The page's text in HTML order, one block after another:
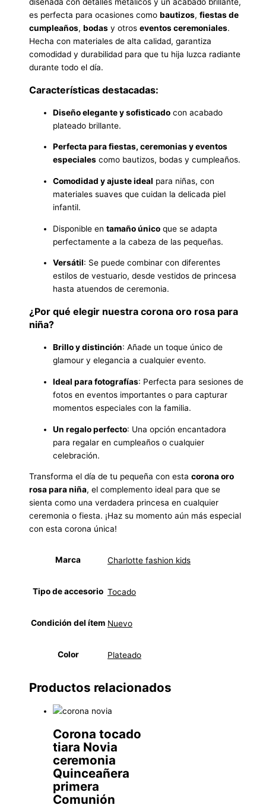
es perfecta para ocasiones comobautizos,fiestas de
cumpleaños,bodas y otroseventos ceremoniales.
Hecha con materiales de alta calidad, garantiza
comodidad y durabilidad para que tu hija luzca radiante
durante todo el día.
Características destacadas:
Diseño elegante y sofisticado con acabado
plateado brillante.
Perfecta para fiestas, ceremonias y eventos
especiales como bautizos, bodas y cumpleaños.
Comodidad y ajuste ideal para niñas, con
materiales suaves que cuidan la delicada piel
infantil.
Disponible entamaño único que se adapta
perfectamente a la cabeza de las pequeñas.
Versátil: Se puede combinar con diferentes
estilos de vestuario, desde vestidos de princesa
hasta atuendos de ceremonia.
¿Por qué elegir nuestra coronaoro rosa para
niña?
Brillo y distinción: Añade un toque único de
glamour y elegancia a cualquier evento.
Ideal para fotografías: Perfecta para sesiones de
fotos en eventos importantes o para capturar
momentos especiales con la familia.
Un regalo perfecto: Una opción encantadora
para regalar en cumpleaños o cualquier
celebración.
Transforma el día de tu pequeña con estacorona oro
rosa para niña, el complemento ideal para que se
sienta como una verdadera princesa en cualquier
ceremonia o fiesta. ¡Haz su momento aún más especial
con esta corona única!
Marca Charlotte fashion kids
Tipo de accesorio Tocado
Condición del ítem Nuevo
Color Plateado
Productos relacionados
Corona tocado
tiara Novia
ceremonia
Quinceañera
primera
Comunión